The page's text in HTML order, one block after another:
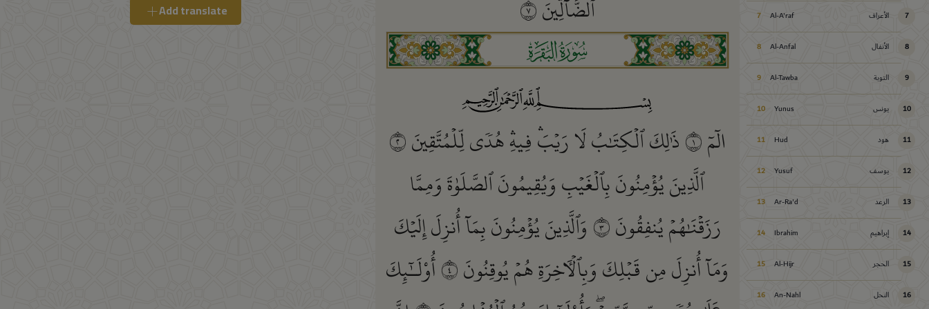
7 الأعراف Al-A'raf
7
8 الأنفال Al-Anfal
8
9 التوبة Al-Tawba
9
10 يونس Yunus
10
11 هود Hud
11
12 يوسف Yusuf
12
13 الرعد Ar-Ra'd
13
14 إبراهيم Ibrahim
14
15 الحجر Al-Hijr
15
16 النحل An-Nahl
16
ٱلضَّآلِّينَ٧
ﮎ
الٓمٓ١ذَٰلِكَ ٱلۡكِتَٰبُ لَا رَيۡبَۛ فِيهِۛ هُدٗى لِّلۡمُتَّقِينَ٢
ٱلَّذِينَ يُؤۡمِنُونَ بِٱلۡغَيۡبِ وَيُقِيمُونَ ٱلصَّلَوٰةَ وَمِمَّا
رَزَقۡنَٰهُمۡ يُنفِقُونَ٣وَٱلَّذِينَ يُؤۡمِنُونَ بِمَآ أُنزِلَ إِلَيۡكَ
وَمَآ أُنزِلَ مِن قَبۡلِكَ وَبِٱلۡأٓخِرَةِ هُمۡ يُوقِنُونَ٤أُوْلَـٰٓئِكَ
Add translate